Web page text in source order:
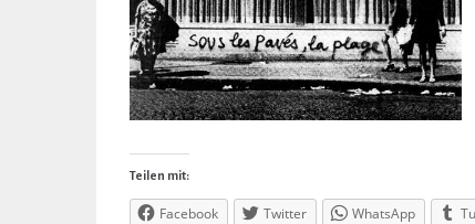
Teilen mit:
Facebook Twitter WhatsApp